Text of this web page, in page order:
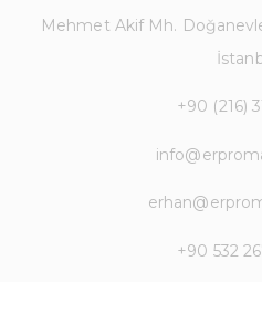
Mehmet Akif Mh.
+90 (216)
+90 532